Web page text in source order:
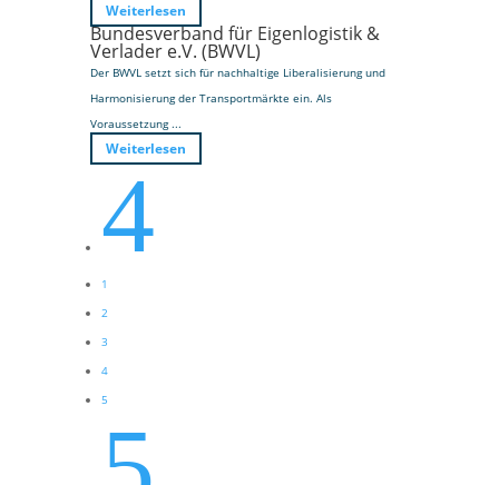
Weiterlesen
Bundesverband für Eigenlogistik &
Verlader e.V. (BWVL)
Der BWVL setzt sich für nachhaltige Liberalisierung und
Harmonisierung der Transportmärkte ein. Als
Voraussetzung ...
Weiterlesen
4
1
2
3
4
5